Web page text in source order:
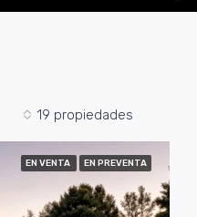
19 propiedades
EN VENTA EN PREVENTA